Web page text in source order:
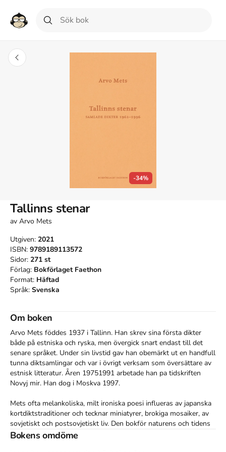
-34%
Tallinns stenar
av Arvo Mets
Utgiven: 2021
ISBN: 9789189113572
Sidor: 271 st
Förlag: Bokförlaget Faethon
Format: Häftad
Språk: Svenska
Om boken
Arvo Mets föddes 1937 i Tallinn. Han skrev sina första dikter
både på estniska och ryska, men övergick snart endast till det
senare språket. Under sin livstid gav han obemärkt ut en handfull
tunna diktsamlingar och var i övrigt verksam som översättare av
estnisk litteratur. Åren 19751991 arbetade han pa tidskriften
Novyj mir. Han dog i Moskva 1997.
Mets ofta melankoliska, milt ironiska poesi influeras av japanska
kortdiktstraditioner och tecknar miniatyrer, brokiga mosaiker, av
sovjetiskt och postsovjetiskt liv. Den bokför naturens och tidens
skiften, fångar daggdroppar och speglar kosmos. Dikternas
Bokens omdöme